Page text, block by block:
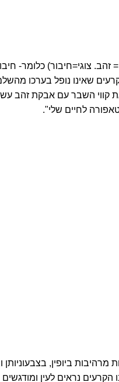
זהב. צוגי=חיבור) כלומר-
שאינו נופל בערכו
קווי השבר עם אבקת זהב
לחיים שלי".
ביופין, בצבעוניותן
נראים לעין ומודגשים